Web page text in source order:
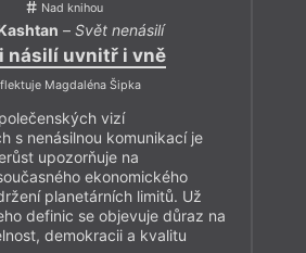
Nad knihou
– Svět nenásilí
násilí uvnitř i vně
Magdaléna Šipka
vizí
s nenásilnou komunikací je
upozorňuje na
ekonomického
planetárních limitů. Už
definic se objevuje důraz na
demokracii a kvalitu